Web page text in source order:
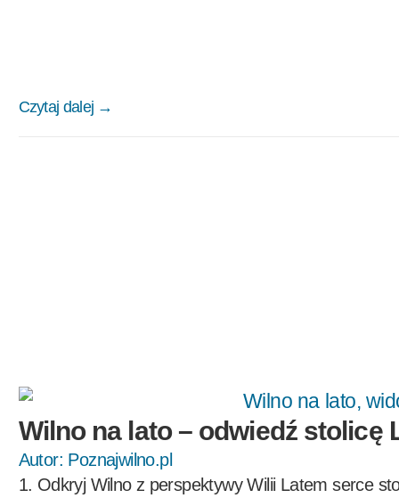
Czytaj dalej →
Wilno na lato – odwiedź stolicę
Autor: Poznajwilno.pl
1. Odkryj Wilno z perspektywy Wilii Latem serce